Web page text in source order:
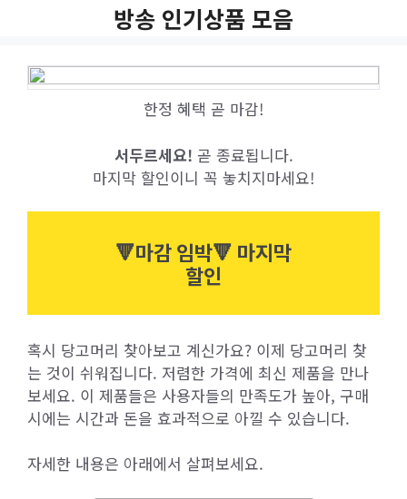
방송 인기상품 모음
한정 혜택 곧 마감!
서두르세요! 곧 종료됩니다.
마지막 할인이니 꼭 놓치지마세요!
🔻마감 임박🔻 마지막
할인
혹시 당고머리 찾아보고 계신가요? 이제 당고머리 찾
는 것이 쉬워집니다. 저렴한 가격에 최신 제품을 만나
보세요. 이 제품들은 사용자들의 만족도가 높아, 구매
시에는 시간과 돈을 효과적으로 아낄 수 있습니다.
자세한 내용은 아래에서 살펴보세요.